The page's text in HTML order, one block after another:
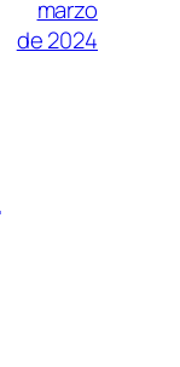
marzo
de 2024